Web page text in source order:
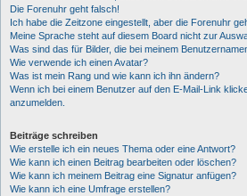
Die Forenuhr geht falsch!
Ich habe die Zeitzone eingestellt, aber die Forenuhr
Meine Sprache steht auf diesem Board nicht zur
Was sind das für Bilder, die bei meinem
Wie verwende ich einen Avatar?
Was ist mein Rang und wie kann ich ihn ändern?
Wenn ich bei einem Benutzer auf den E-Mail-Link
anzumelden.
Beiträge schreiben
Wie erstelle ich ein neues Thema oder eine Antwort?
Wie kann ich einen Beitrag bearbeiten oder löschen?
Wie kann ich meinem Beitrag eine Signatur anfügen?
Wie kann ich eine Umfrage erstellen?